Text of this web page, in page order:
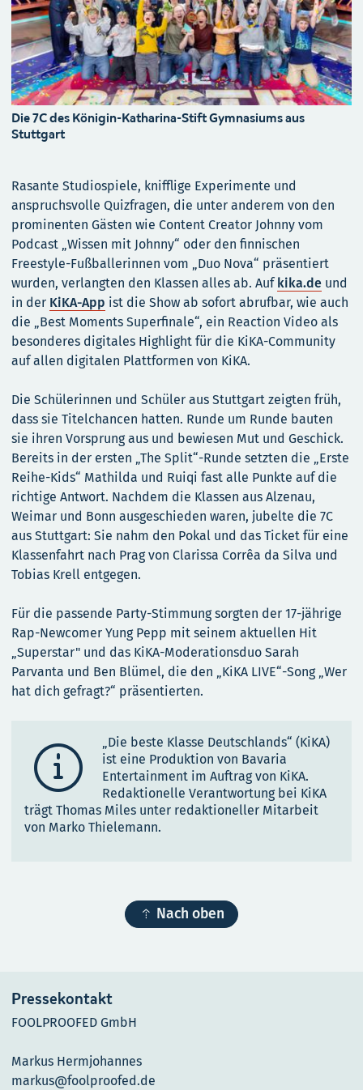
Die 7C des Königin-Katharina-Stift Gymnasiums aus
Stuttgart
Rasante Studiospiele, knifflige Experimente und
anspruchsvolle Quizfragen, die unter anderem von den
prominenten Gästen wie Content Creator Johnny vom
Podcast „Wissen mit Johnny“ oder den finnischen
Freestyle-Fußballerinnen vom „Duo Nova“ präsentiert
wurden, verlangten den Klassen alles ab. Auf kika.de und
in der KiKA-App ist die Show ab sofort abrufbar, wie auch
die „Best Moments Superfinale“, ein Reaction Video als
besonderes digitales Highlight für die KiKA-Community
auf allen digitalen Plattformen von KiKA.
Die Schülerinnen und Schüler aus Stuttgart zeigten früh,
dass sie Titelchancen hatten. Runde um Runde bauten
sie ihren Vorsprung aus und bewiesen Mut und Geschick.
Bereits in der ersten „The Split“-Runde setzten die „Erste
Reihe-Kids“ Mathilda und Ruiqi fast alle Punkte auf die
richtige Antwort. Nachdem die Klassen aus Alzenau,
Weimar und Bonn ausgeschieden waren, jubelte die 7C
aus Stuttgart: Sie nahm den Pokal und das Ticket für eine
Klassenfahrt nach Prag von Clarissa Corrêa da Silva und
Tobias Krell entgegen.
Für die passende Party-Stimmung sorgten der 17-jährige
Rap-Newcomer Yung Pepp mit seinem aktuellen Hit
„Superstar" und das KiKA-Moderationsduo Sarah
Parvanta und Ben Blümel, die den „KiKA LIVE“-Song „Wer
hat dich gefragt?“ präsentierten.

„Die beste Klasse Deutschlands“ (KiKA)
ist eine Produktion von Bavaria
Entertainment im Auftrag von KiKA.
Redaktionelle Verantwortung bei KiKA
trägt Thomas Miles unter redaktioneller Mitarbeit
von Marko Thielemann.
 Nach oben
Pressekontakt
FOOLPROOFED GmbH
Markus Hermjohannes
markus@foolproofed.de